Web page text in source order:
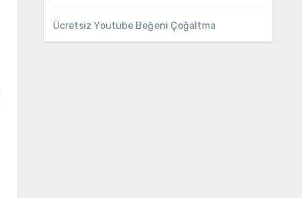
Ücretsiz Youtube Beğeni Çoğaltma